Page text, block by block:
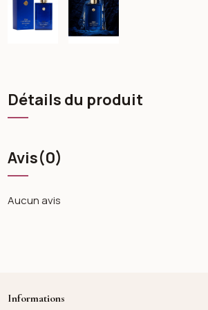
Détails du produit
Avis(0)
Aucun avis
Informations